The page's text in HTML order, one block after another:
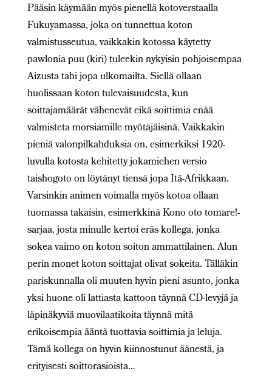
Pääsin käymään myös pienellä kotoverstaalla
Fukuyamassa, joka on tunnettua koton
valmistusseutua, vaikkakin kotossa käytetty
pawlonia puu (kiri) tuleekin nykyisin pohjoisempaa
Aizusta tahi jopa ulkomailta. Siellä ollaan
huolissaan koton tulevaisuudesta, kun
soittajamäärät vähenevät eikä soittimia enää
valmisteta morsiamille myötäjäisinä. Vaikkakin
pieniä valonpilkahduksia on, esimerkiksi 1920-
luvulla kotosta kehitetty jokamiehen versio
taishogoto on löytänyt tiensä jopa Itä-Afrikkaan.
Varsinkin animen voimalla myös kotoa ollaan
tuomassa takaisin, esimerkkinä Kono oto tomare!-
sarjaa, josta minulle kertoi eräs kollega, jonka
sokea vaimo on koton soiton ammattilainen. Alun
perin monet koton soittajat olivat sokeita. Tälläkin
pariskunnalla oli muuten hyvin pieni asunto, jonka
yksi huone oli lattiasta kattoon täynnä CD-levyjä ja
läpinäkyviä muovilaatikoita täynnä mitä
erikoisempia ääntä tuottavia soittimia ja leluja.
Tämä kollega on hyvin kiinnostunut äänestä, ja
erityisesti soittorasioista…